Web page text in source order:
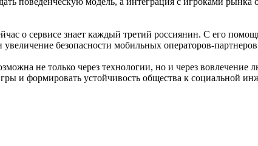
о сервисе знает каждый третий россиянин. С его
безопасности мобильных операторов-
не только через технологии, но и через вовлечение
и формировать устойчивость общества к социальной